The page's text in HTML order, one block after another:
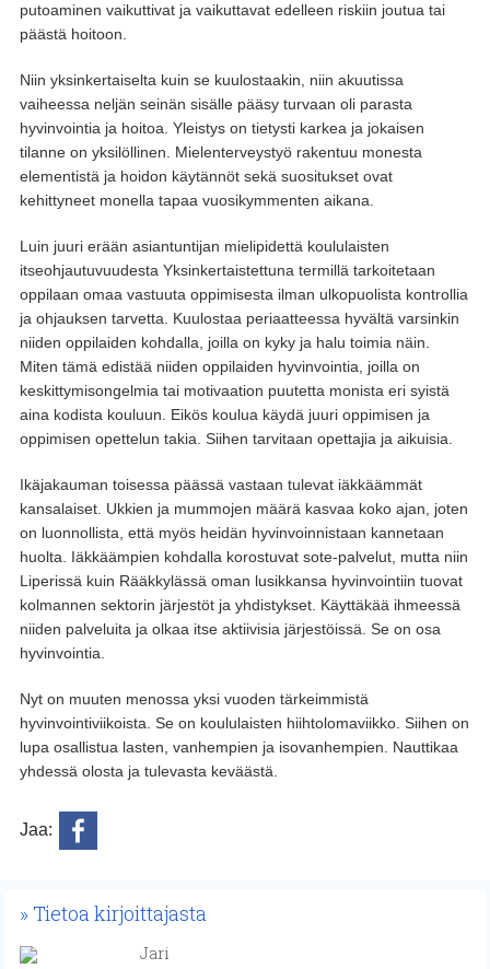
putoaminen vaikuttivat ja vaikuttavat edelleen riskiin joutua tai
päästä hoitoon.
Niin yksinkertaiselta kuin se kuulostaakin, niin akuutissa
vaiheessa neljän seinän sisälle pääsy turvaan oli parasta
hyvinvointia ja hoitoa. Yleistys on tietysti karkea ja jokaisen
tilanne on yksilöllinen. Mielenterveystyö rakentuu monesta
elementistä ja hoidon käytännöt sekä suositukset ovat
kehittyneet monella tapaa vuosikymmenten aikana.
Luin juuri erään asiantuntijan mielipidettä koululaisten
itseohjautuvuudesta Yksinkertaistettuna termillä tarkoitetaan
oppilaan omaa vastuuta oppimisesta ilman ulkopuolista kontrollia
ja ohjauksen tarvetta. Kuulostaa periaatteessa hyvältä varsinkin
niiden oppilaiden kohdalla, joilla on kyky ja halu toimia näin.
Miten tämä edistää niiden oppilaiden hyvinvointia, joilla on
keskittymisongelmia tai motivaation puutetta monista eri syistä
aina kodista kouluun. Eikös koulua käydä juuri oppimisen ja
oppimisen opettelun takia. Siihen tarvitaan opettajia ja aikuisia.
Ikäjakauman toisessa päässä vastaan tulevat iäkkäämmät
kansalaiset. Ukkien ja mummojen määrä kasvaa koko ajan, joten
on luonnollista, että myös heidän hyvinvoinnistaan kannetaan
huolta. Iäkkäämpien kohdalla korostuvat sote-palvelut, mutta niin
Liperissä kuin Rääkkylässä oman lusikkansa hyvinvointiin tuovat
kolmannen sektorin järjestöt ja yhdistykset. Käyttäkää ihmeessä
niiden palveluita ja olkaa itse aktiivisia järjestöissä. Se on osa
hyvinvointia.
Nyt on muuten menossa yksi vuoden tärkeimmistä
hyvinvointiviikoista. Se on koululaisten hiihtolomaviikko. Siihen on
lupa osallistua lasten, vanhempien ja isovanhempien. Nauttikaa
yhdessä olosta ja tulevasta keväästä.
Jaa:
Tietoa kirjoittajasta
Jari